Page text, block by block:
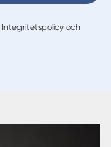
Integritetspolicy och